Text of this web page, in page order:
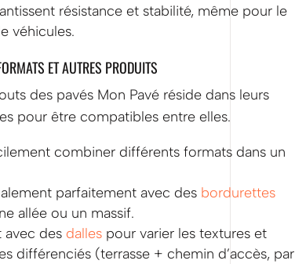
résistance et stabilité, même pour le
véhicules.
ET AUTRES PRODUITS
des pavés Mon Pavé réside dans leurs
pour être compatibles entre elles.
combiner différents formats dans un
parfaitement avec des bordurettes
allée ou un massif.
avec desdalles pour varier les textures et
différenciés (terrasse + chemin d’accès, par